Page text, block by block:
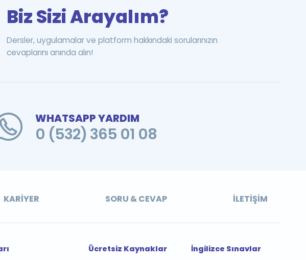
Biz Sizi Arayalım?
Dersler, uygulamalar ve platform hakkındaki sorularınızın
cevaplarını anında alın!
WHATSAPP YARDIM
0 (532) 365 01 08
KARIYER SORU & CEVAP İLETIŞIM
Ücretsiz Kaynaklar İngilizce Sınavlar